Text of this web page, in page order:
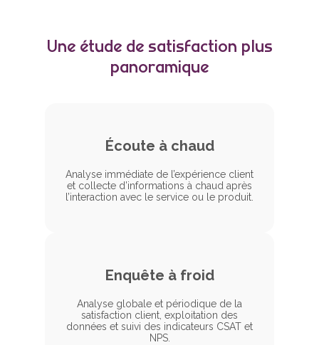
Une étude de satisfaction plus
panoramique
Écoute à chaud
Analyse immédiate de l’expérience client
et collecte d’informations à chaud après
l’interaction avec le service ou le produit.
Enquête à froid
Analyse globale et périodique de la
satisfaction client, exploitation des
données et suivi des indicateurs CSAT et
NPS.